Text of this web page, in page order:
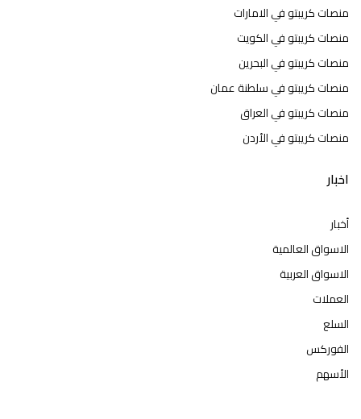
منصات كريبتو في الامارات
منصات كريبتو في الكويت
منصات كريبتو في البحرين
منصات كريبتو في سلطنة عمان
منصات كريبتو في العراق
منصات كريبتو في الأردن
اخبار
أخبار
الاسواق العالمية
الاسواق العربية
العملات
السلع
الفوركس
الأسهم